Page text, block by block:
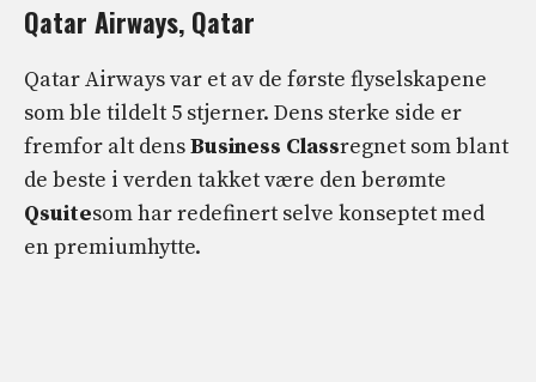
Qatar Airways, Qatar
Qatar Airways var et av de første flyselskapene
som ble tildelt 5 stjerner. Dens sterke side er
fremfor alt densBusiness Classregnet som blant
de beste i verden takket være den berømte
Qsuitesom har redefinert selve konseptet med
en premiumhytte.